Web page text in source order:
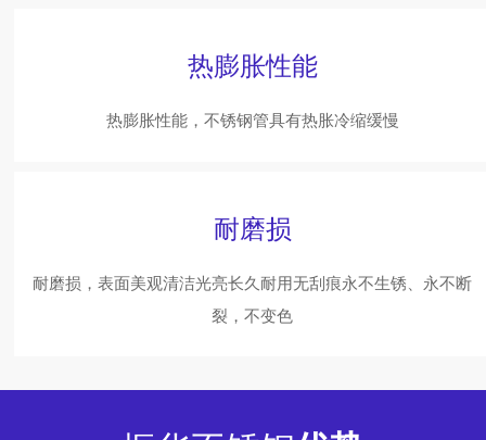
热膨胀性能
热膨胀性能，不锈钢管具有热胀冷缩缓慢
耐磨损
耐磨损，表面美观清洁光亮长久耐用无刮痕永不生锈、永不断
裂，不变色